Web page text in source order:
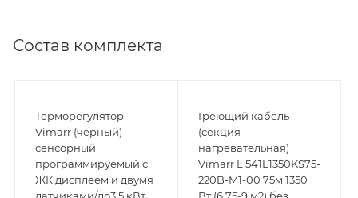
Состав комплекта
Терморегулятор
Vimarr (черный)
сенсорный
программируемый с
ЖК дисплеем и двумя
Греющий кабель
(секция
нагревательная)
Vimarr L 541L1350KS75-
220B-M1-00 75м 1350